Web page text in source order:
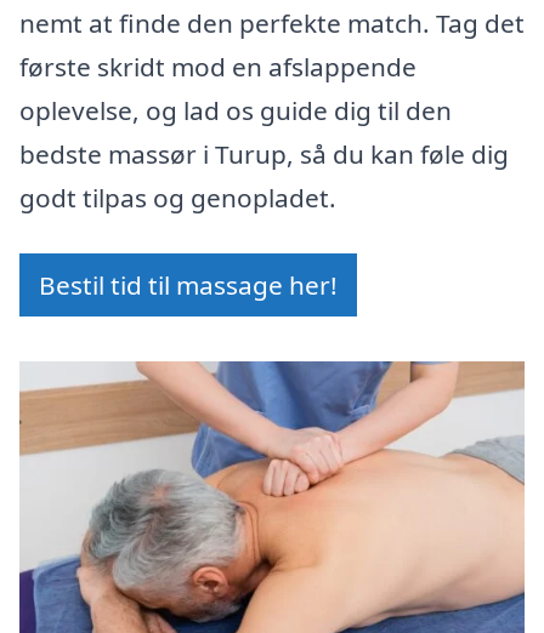
nemt at finde den perfekte match. Tag det
første skridt mod en afslappende
oplevelse, og lad os guide dig til den
bedste massør i Turup, så du kan føle dig
godt tilpas og genopladet.
Bestil tid til massage her!